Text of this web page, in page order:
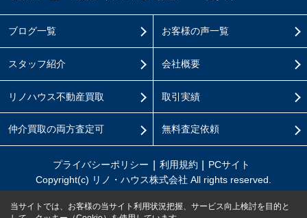
ブログ一覧
スタッフ紹介
リノハウス不動産買取
仲介買取の両方査定可
お客様の声一覧
会社概要
取引実績
無料査定依頼
プライバシーポリシー 利用規約
PCサイト
Copyright(c) リノ・ハウス株式会社 All rights reserved.
当サイトでは、お客様の当サイト利用状況把握、サービス向上検討を目的と